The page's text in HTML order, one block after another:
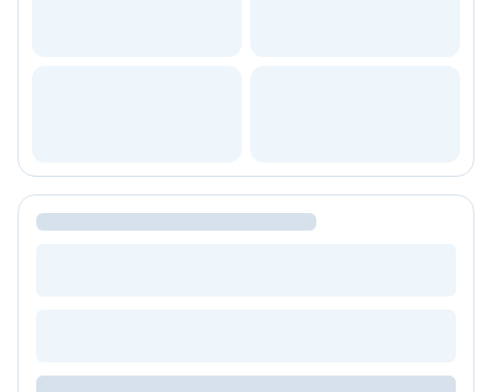
BLACK FRIDAY
Bauturi fine selectie
Cumperi mai mult platesti mai putin
Termeni si conditii